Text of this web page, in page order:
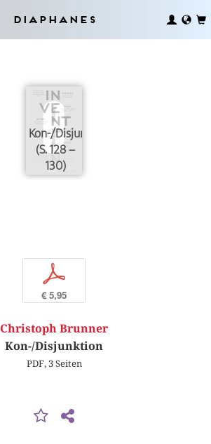
Diaphanes
Kon-/Disjunktion
(S. 128 –
130)
p
€ 5,95
Christoph Brunner
Kon-/Disjunktion
PDF, 3 Seiten